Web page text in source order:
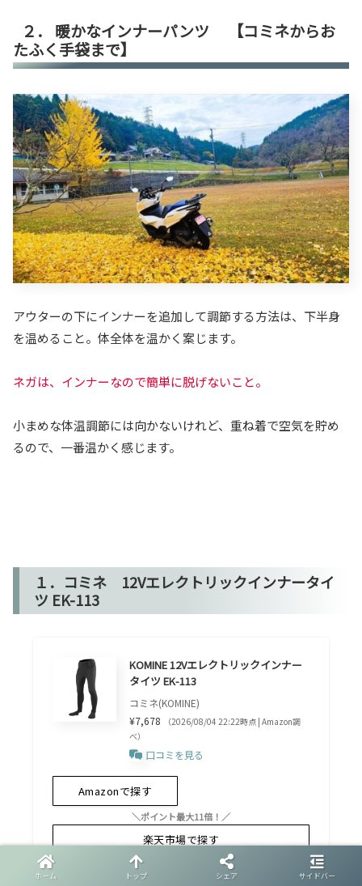
２． 暖かなインナーパンツ 【コミネからお
たふく手袋まで】
アウターの下にインナーを追加して調節する方法は、下半身
を温めること。体全体を温かく案じます。
ネガは、インナーなので簡単に脱げないこと。
小まめな体温調節には向かないけれど、重ね着で空気を貯め
るので、一番温かく感じます。
１．コミネ 12Vエレクトリックインナータイ
ツ EK-113
KOMINE 12Vエレクトリックインナー
タイツ EK-113
コミネ(KOMINE)
¥7,678
（2026/08/04 22:22時点 | Amazon調
べ）
口コミを見る
Amazonで探す
＼ポイント最大11倍！／
楽天市場で探す
Yahoo!で探す メルカリ
ホーム トップ シェア サイドバー